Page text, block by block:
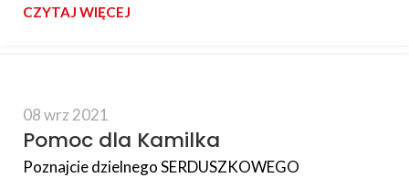
CZYTAJ WIĘCEJ
08 wrz 2021
Pomoc dla Kamilka
Poznajcie dzielnego SERDUSZKOWEGO